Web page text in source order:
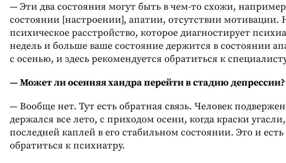
— Эти два состояния могут быть в чем-то схожи,
состоянии [настроении], апатии, отсутствии мотивации.
психическое расстройство, которое диагностирует
недель и больше ваше состояние держится в состоянии
с осенью, и здесь рекомендуется обратиться к
— Может ли осенняя хандра перейти в стадию депрессии?
— Вообще нет. Тут есть обратная связь. Человек
держался все лето, с приходом осени, когда краски
последней каплей в его стабильном состоянии. Это и
обратиться к психиатру.